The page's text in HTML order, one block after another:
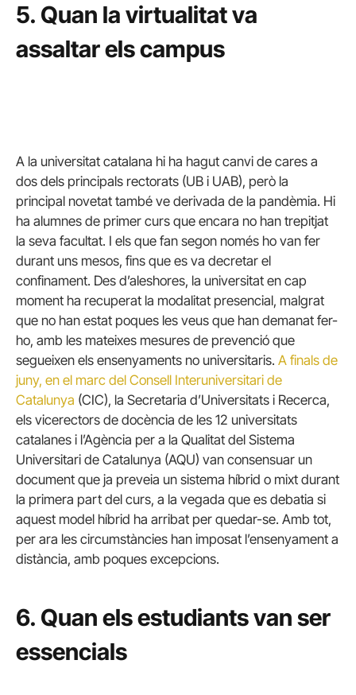
5. Quan la virtualitat va
assaltar els campus
A la universitat catalana hi ha hagut canvi de cares a
dos dels principals rectorats (UB i UAB), però la
principal novetat també ve derivada de la pandèmia. Hi
ha alumnes de primer curs que encara no han trepitjat
la seva facultat. I els que fan segon només ho van fer
durant uns mesos, fins que es va decretar el
confinament. Des d’aleshores, la universitat en cap
moment ha recuperat la modalitat presencial, malgrat
que no han estat poques les veus que han demanat fer-
ho, amb les mateixes mesures de prevenció que
segueixen els ensenyaments no universitaris. A finals de
juny, en el marc del Consell Interuniversitari de
Catalunya (CIC), la Secretaria d’Universitats i Recerca,
els vicerectors de docència de les 12 universitats
catalanes i l’Agència per a la Qualitat del Sistema
Universitari de Catalunya (AQU) van consensuar un
document que ja preveia un sistema híbrid o mixt durant
la primera part del curs, a la vegada que es debatia si
aquest model híbrid ha arribat per quedar-se. Amb tot,
per ara les circumstàncies han imposat l’ensenyament a
distància, amb poques excepcions.
6. Quan els estudiants van ser
essencials